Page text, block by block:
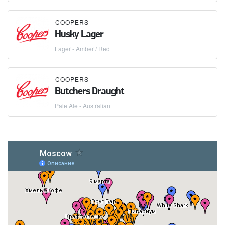
COOPERS
Husky Lager
Lager - Amber / Red
COOPERS
Butchers Draught
Pale Ale - Australian